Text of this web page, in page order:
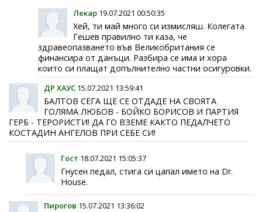
Лекар 19.07.2021 00:50:35
Хей, ти май много си измисляш. Колегата
Гешев правилно ти каза, че
здравеопазването във Великобритания се
финансира от данъци. Разбира се има и хора
които си плащат допълнително частни осигуровки.
ДР ХАУС 15.07.2021 13:59:41
БАЛТОВ СЕГА ЩЕ СЕ ОТДАДЕ НА СВОЯТА
ГОЛЯМА ЛЮБОВ - БОЙКО БОРИСОВ И ПАРТИЯ
ГЕРБ - ТЕРОРИСТИ! ДА ГО ВЗЕМЕ КАКТО ПЕДАЛЧЕТО
КОСТАДИН АНГЕЛОВ ПРИ СЕБЕ СИ!
Гост 18.07.2021 15:05:37
Гнусен педал, стига си цапал името на Dr.
House.
Пирогов 15.07.2021 13:36:02